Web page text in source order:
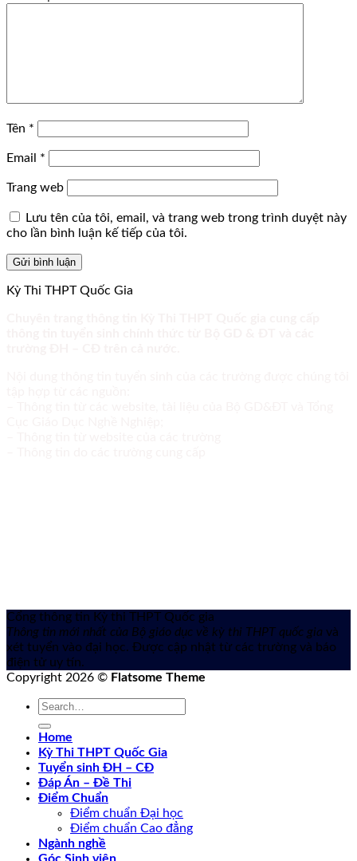
Tên *
Email *
Trang web
Lưu tên của tôi, email, và trang web trong trình duyệt này
cho lần bình luận kế tiếp của tôi.
Kỳ Thi THPT Quốc Gia
Cổng thông tin Kỳ thi THPT Quốc gia
Thông tin mới nhất của Bộ giáo dục về kỳ thi THPT quốc gia và
xét tuyển vào đại học. Được cập nhật từ các trường và báo
điện tử uy tín.
Copyright 2026 © Flatsome Theme
Home
Kỳ Thi THPT Quốc Gia
Tuyển sinh ĐH – CĐ
Đáp Án – Đề Thi
Điểm Chuẩn
Điểm chuẩn Đại học
Điểm chuẩn Cao đẳng
Ngành nghề